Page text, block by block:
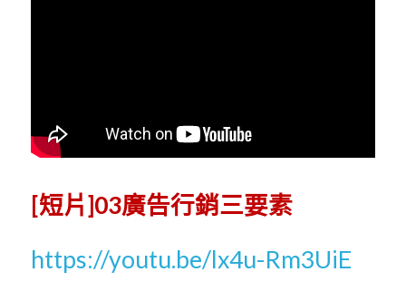
[短片]03廣告行銷三要素
https://youtu.be/lx4u-Rm3UiE